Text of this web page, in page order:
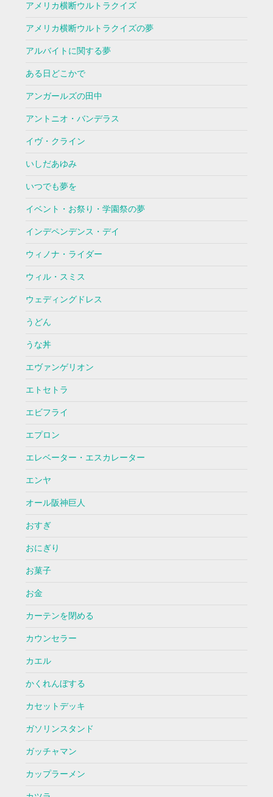
アメリカ横断ウルトラクイズ
アメリカ横断ウルトラクイズの夢
アルバイトに関する夢
ある日どこかで
アンガールズの田中
アントニオ・バンデラス
イヴ・クライン
いしだあゆみ
いつでも夢を
イベント・お祭り・学園祭の夢
インデペンデンス・デイ
ウィノナ・ライダー
ウィル・スミス
ウェディングドレス
うどん
うな丼
エヴァンゲリオン
エトセトラ
エビフライ
エプロン
エレベーター・エスカレーター
エンヤ
オール阪神巨人
おすぎ
おにぎり
お菓子
お金
カーテンを閉める
カウンセラー
カエル
かくれんぼする
カセットデッキ
ガソリンスタンド
ガッチャマン
カップラーメン